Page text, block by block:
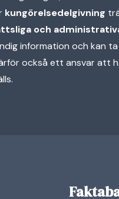
kungörelsedelgivning
och
information och kan
också ett ansvar